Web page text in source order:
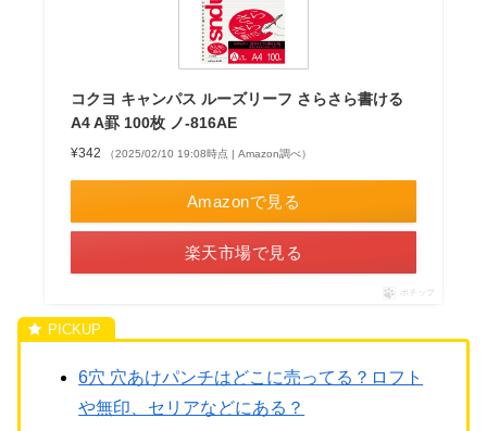
コクヨ キャンパス ルーズリーフ さらさら書ける
A4 A罫 100枚 ノ-816AE
¥342 （2025/02/10 19:08時点 | Amazon調べ）
Amazonで見る
楽天市場で見る
ポチップ
6穴 穴あけパンチはどこに売ってる？ロフト
や無印、セリアなどにある？